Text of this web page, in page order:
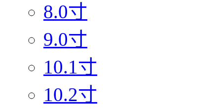
8.0寸
9.0寸
10.1寸
10.2寸